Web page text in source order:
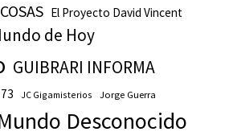
El Proyecto David Vincent
de Hoy
GUIBRARI INFORMA
JC Gigamisterios Jorge Guerra
Desconocido